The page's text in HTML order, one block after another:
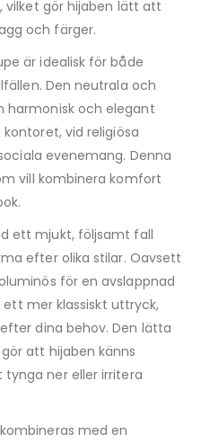
vilket gör hijaben lätt att
och färger.
är idealisk för både
Den neutrala och
harmonisk och elegant
vid religiösa
evenemang. Denna
vill kombinera komfort
ett mjukt, följsamt fall
efter olika stilar. Oavsett
för en avslappnad
mer klassiskt uttryck,
dina behov. Den lätta
att hijaben känns
ner eller irritera
med en